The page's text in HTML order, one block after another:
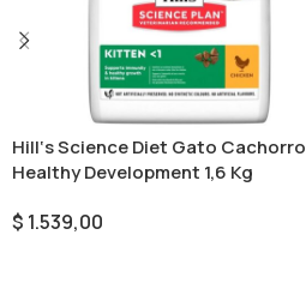
Hill‘s Science Diet Gato Cachorro
Healthy Development 1,6 Kg
$ 1.539,00